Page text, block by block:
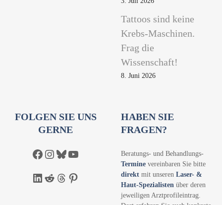
Tattoos sind keine
Krebs-Maschinen.
Frag die
Wissenschaft!
8. Juni 2026
FOLGEN SIE UNS
GERNE
Facebook Instagram Bluesky YouTube
LinkedIn Reddit Threads Pinterest
HABEN SIE
FRAGEN?
Beratungs- und Behandlungs-
Termine vereinbaren Sie bitte
direkt mit unseren Laser- &
Haut-Spezialisten über deren
jeweiligen Arztprofileintrag.